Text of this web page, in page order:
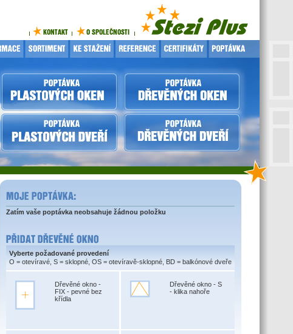
Zatím vaše poptávka neobsahuje žádnou položku
Vyberte požadované provedení
O = otevíravé, S = sklopné, OS = otevíravě-sklopné, BD = balkónové dveře
Dřevěné okno -
FIX - pevné bez
křídla
Dřevěné okno - S
- klika nahoře